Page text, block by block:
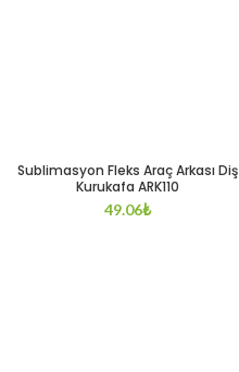
Sublimasyon Fleks Araç Arkası Diş
Kurukafa ARK110
49.06₺